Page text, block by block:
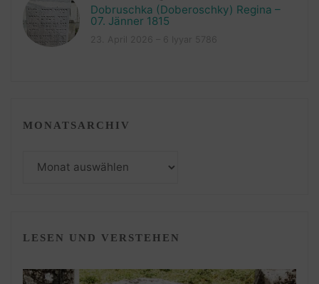
Dobruschka (Doberoschky) Regina –
07. Jänner 1815
MONATSARCHIV
Monatsarchiv
LESEN UND VERSTEHEN